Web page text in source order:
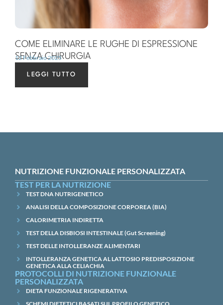
COME ELIMINARE LE RUGHE DI ESPRESSIONE
SENZA CHIRURGIA
12 Febbraio 2025
LEGGI TUTTO
NUTRIZIONE FUNZIONALE PERSONALIZZATA
TEST PER LA NUTRIZIONE
TEST DNA NUTRIGENETICO
ANALISI DELLA COMPOSIZIONE CORPOREA (BIA)
CALORIMETRIA INDIRETTA
TEST DELLA DISBIOSI INTESTINALE (Gut Screening)
TEST DELLE INTOLLERANZE ALIMENTARI
INTOLLERANZA GENETICA AL LATTOSIO PREDISPOSIZIONE
GENETICA ALLA CELIACHIA
PROTOCOLLI DI NUTRIZIONE FUNZIONALE
PERSONALIZZATA
DIETA FUNZIONALE RIGENERATIVA